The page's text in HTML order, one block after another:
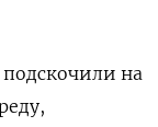
подскочили на